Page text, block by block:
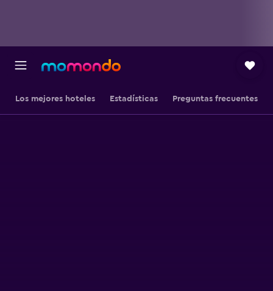
Los mejores hoteles Estadísticas Preguntas frecuentes